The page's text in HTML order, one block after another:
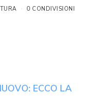
0 CONDIVISIONI
ECCO LA